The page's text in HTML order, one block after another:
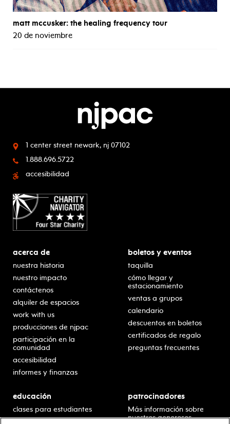
matt mccusker: the healing frequency tour
20 de noviembre
1 center street newark, nj 07102
1.888.696.5722
accesibilidad
acerca de
nuestra historia
nuestro impacto
contáctenos
alquiler de espacios
work with us
producciones de njpac
participación en la
comunidad
accesibilidad
informes y finanzas
boletos y eventos
taquilla
cómo llegar y
estacionamiento
ventas a grupos
calendario
descuentos en boletos
certificados de regalo
preguntas frecuentes
educación
clases para estudiantes
patrocinadores
Más información sobre
nuestros generosos